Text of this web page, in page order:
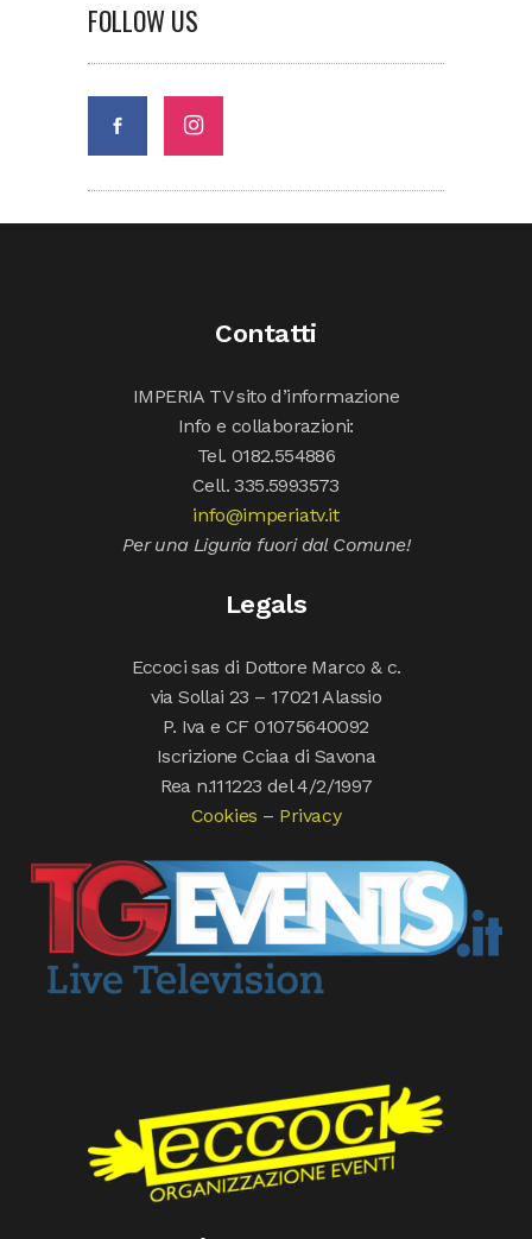
FOLLOW US
Contatti
IMPERIA TV sito d’informazione
Info e collaborazioni:
Tel. 0182.554886
Cell. 335.5993573
info@imperiatv.it
Per una Liguria fuori dal Comune!
Legals
Eccoci sas di Dottore Marco & c.
via Sollai 23 – 17021 Alassio
P. Iva e CF 01075640092
Iscrizione Cciaa di Savona
Rea n.111223 del 4/2/1997
Cookies – Privacy